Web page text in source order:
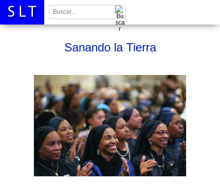
Buscar:
Sanando la Tierra